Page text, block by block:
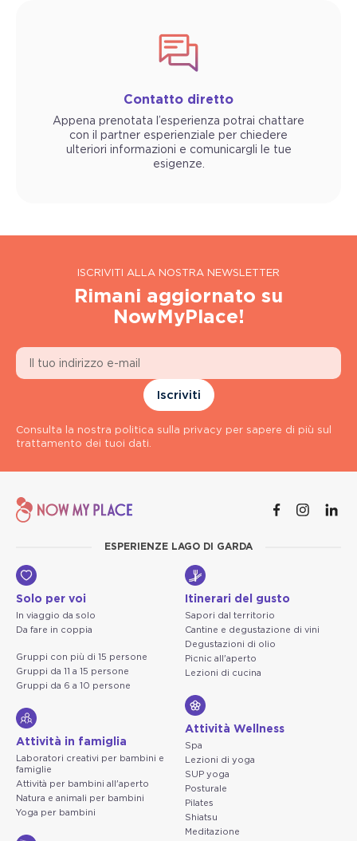
Contatto diretto
Appena prenotata l’esperienza potrai chattare
con il partner esperienziale per chiedere
ulteriori informazioni e comunicargli le tue
esigenze.
ISCRIVITI ALLA NOSTRA NEWSLETTER
Rimani aggiornato su
NowMyPlace!
Iscriviti
Consulta la nostra politica sulla privacy per sapere di più sul
trattamento dei tuoi dati.
ESPERIENZE LAGO DI GARDA
Solo per voi
In viaggio da solo
Da fare in coppia
Gruppi con più di 15 persone
Gruppi da 11 a 15 persone
Gruppi da 6 a 10 persone
Attività in famiglia
Laboratori creativi per bambini e
famiglie
Attività per bambini all'aperto
Natura e animali per bambini
Yoga per bambini
Itinerari del gusto
Sapori dal territorio
Cantine e degustazione di vini
Degustazioni di olio
Picnic all'aperto
Lezioni di cucina
Attività Wellness
Spa
Lezioni di yoga
SUP yoga
Posturale
Pilates
Shiatsu
Meditazione